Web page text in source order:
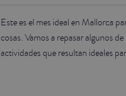
Este es el mes ideal en Mallorca
cosas. Vamos a repasar algunos
actividades que resultan ideales